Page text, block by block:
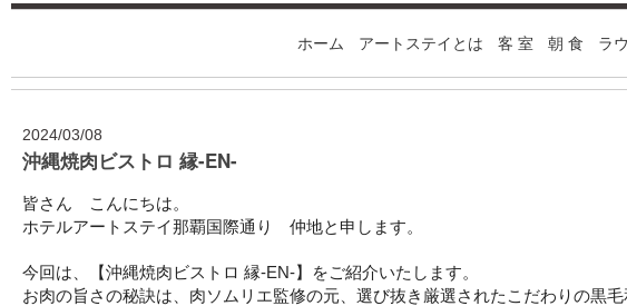
ホーム アートステイとは 客 室 朝 食 ラ
2024/03/08
沖縄焼肉ビストロ 縁-EN-
皆さん こんにちは。
ホテルアートステイ那覇国際通り 仲地と申します。
今回は、【沖縄焼肉ビストロ 縁-EN-】をご紹介いたします。
お肉の旨さの秘訣は、肉ソムリエ監修の元、選び抜き厳選されたこだわりの黒毛